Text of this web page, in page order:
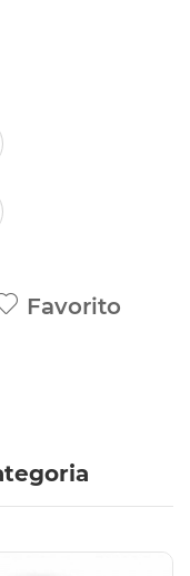
Favorito